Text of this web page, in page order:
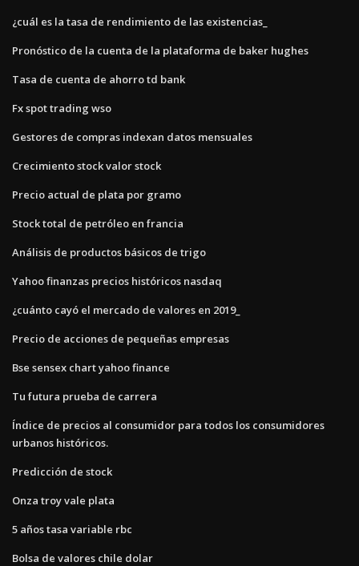
¿cuál es la tasa de rendimiento de las existencias_
Pronóstico de la cuenta de la plataforma de baker hughes
Tasa de cuenta de ahorro td bank
Fx spot trading wso
Gestores de compras indexan datos mensuales
Crecimiento stock valor stock
Precio actual de plata por gramo
Stock total de petróleo en francia
Análisis de productos básicos de trigo
Yahoo finanzas precios históricos nasdaq
¿cuánto cayó el mercado de valores en 2019_
Precio de acciones de pequeñas empresas
Bse sensex chart yahoo finance
Tu futura prueba de carrera
Índice de precios al consumidor para todos los consumidores
urbanos históricos.
Predicción de stock
Onza troy vale plata
5 años tasa variable rbc
Bolsa de valores chile dolar